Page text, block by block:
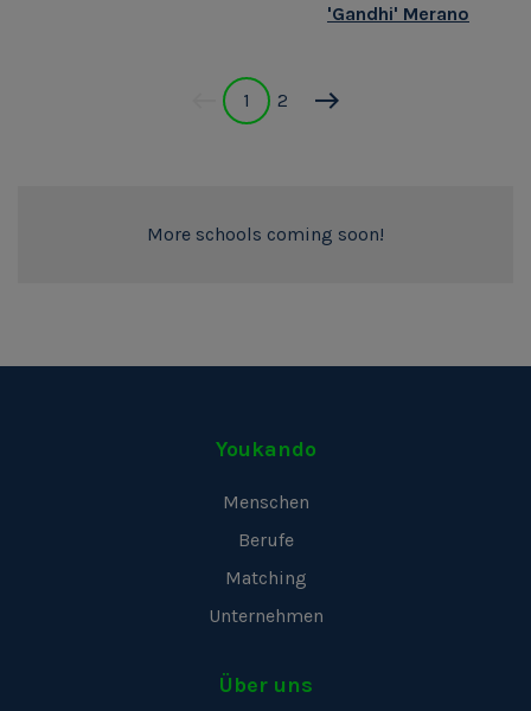
'Gandhi' Merano
1 2
More schools coming soon!
Youkando
Menschen
Berufe
Matching
Unternehmen
Über uns